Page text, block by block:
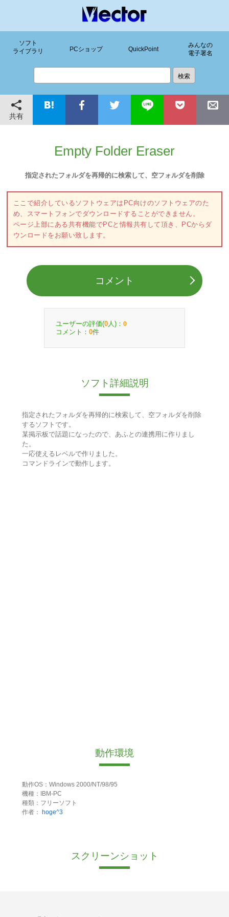
ソフト
ライブラリ
PCショップ QuickPoint
みんなの
電子署名
共有
Empty Folder Eraser
指定されたフォルダを再帰的に検索して、空フォルダを削除
ここで紹介しているソフトウェアはPC向けのソフトウェアのた
め、スマートフォンでダウンロードすることができません。
ページ上部にある共有機能でPCと情報共有して頂き、PCからダ
ウンロードをお願い致します。
コメント
ユーザーの評価(0 人)： 0
コメント： 0件
ソフト詳細説明
指定されたフォルダを再帰的に検索して、空フォルダを削除
するソフトです。
某掲示板で話題になったので、あふとの連携用に作りまし
た。
一応使えるレベルで作りました。
コマンドラインで動作します。
動作環境
動作OS：Windows 2000/NT/98/95
機種：IBM-PC
種類：フリーソフト
作者：
hoge^3
スクリーンショット